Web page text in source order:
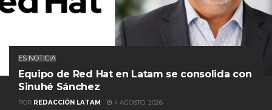
ES NOTICIA
Equipo de Red Hat en Latam se consolida con
Sinuhé Sánchez
POR REDACCIÓN LATAM 4 AGOSTO, 2026